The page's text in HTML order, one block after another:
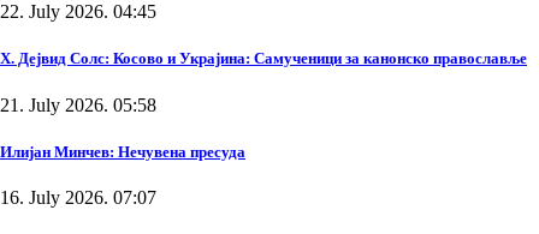
22. July 2026. 04:45
Х. Дејвид Солс: Косово и Украјина: Самученици за канонско православље
21. July 2026. 05:58
Илијан Минчев: Нечувена пресуда
16. July 2026. 07:07